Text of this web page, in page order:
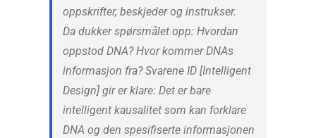
oppskrifter, beskjeder og instrukser.
Da dukker spørsmålet opp: Hvordan
oppstod DNA? Hvor kommer DNAs
informasjon fra? Svarene ID [Intelligent
Design] gir er klare: Det er bare
intelligent kausalitet som kan forklare
DNA og den spesifiserte informasjonen